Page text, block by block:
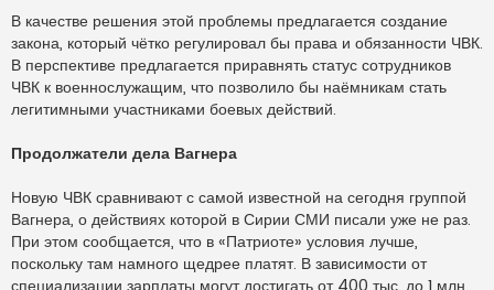
В качестве решения этой проблемы предлагается создание
закона, который чётко регулировал бы права и обязанности ЧВК.
В перспективе предлагается приравнять статус сотрудников
ЧВК к военнослужащим, что позволило бы наёмникам стать
легитимными участниками боевых действий.
Продолжатели дела Вагнера
Новую ЧВК сравнивают с самой известной на сегодня группой
Вагнера, о действиях которой в Сирии СМИ писали уже не раз.
При этом сообщается, что в «Патриоте» условия лучше,
поскольку там намного щедрее платят. В зависимости от
специализации зарплаты могут достигать от 400 тыс. до 1 млн